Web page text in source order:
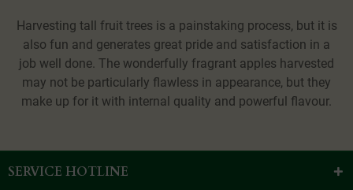
Harvesting tall fruit trees is a painstaking process, but it is
also fun and generates great pride and satisfaction in a
job well done. The wonderfully fragrant apples harvested
may not be particularly flawless in appearance, but they
make up for it with internal quality and powerful flavour.
SERVICE HOTLINE